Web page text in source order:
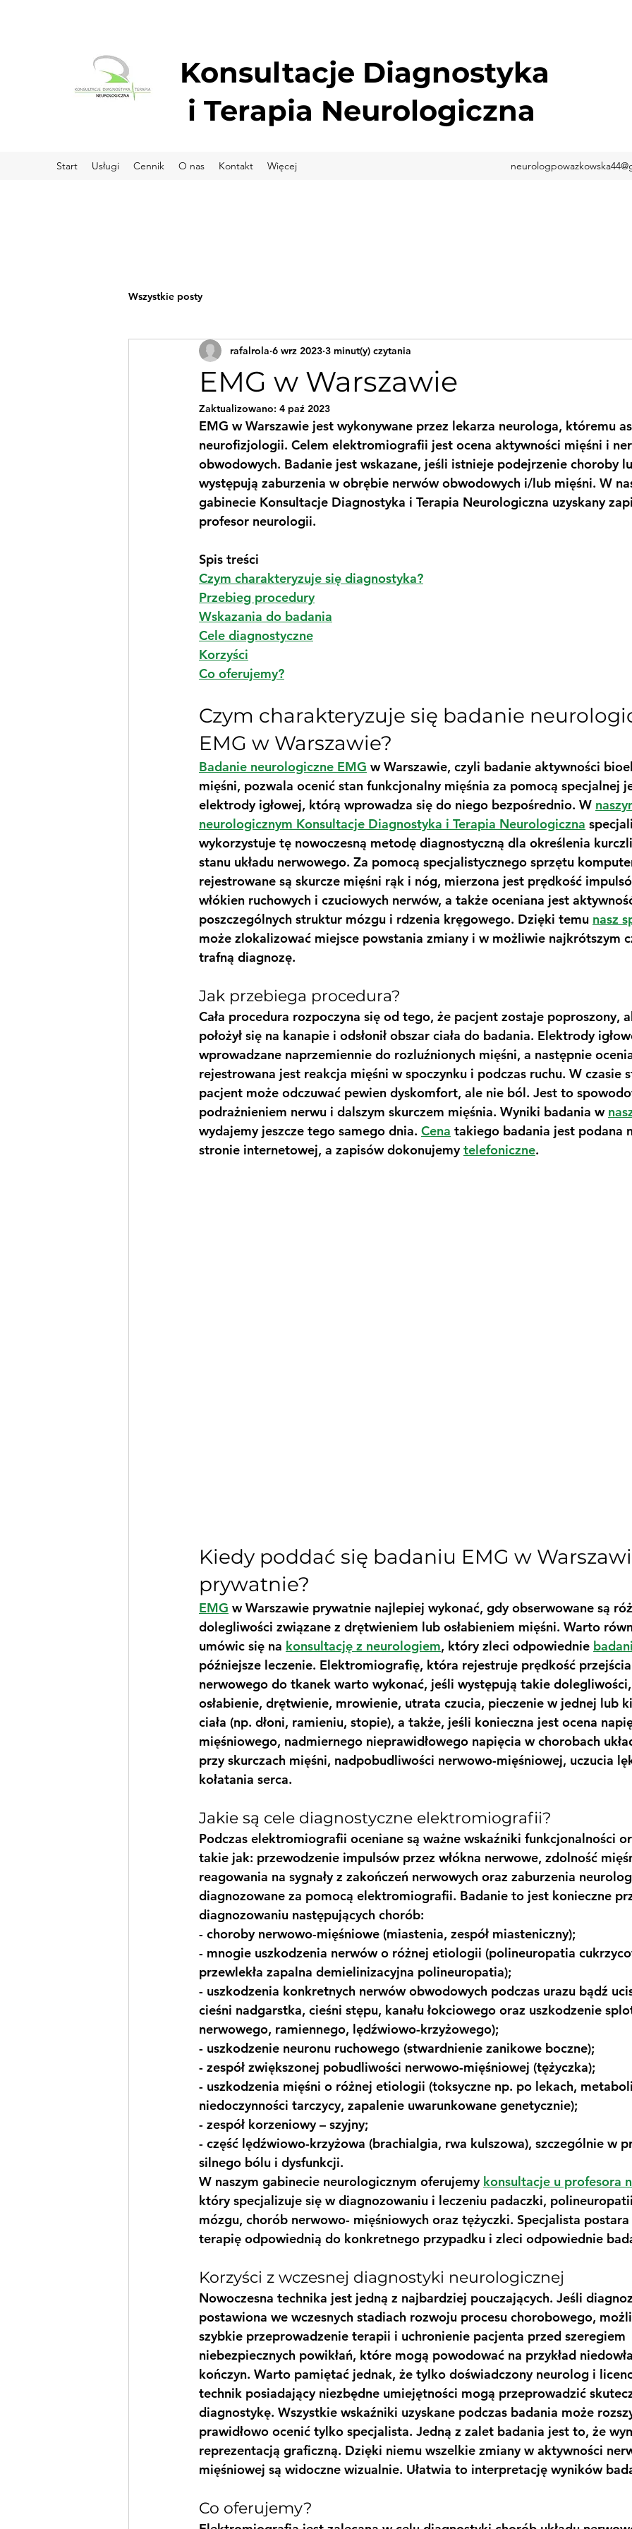
Konsultacje Diagnostyka
i Terapia Neurologiczna
Start Usługi Cennik O nas Kontakt Więcej
Wszystkie posty
EMG w Warszawie
rafalrola 6 wrz 2023 3 minut(y) czytania
Zaktualizowano: 4 paź 2023
EMG w Warszawie jest wykonywane przez lekarza neurologa, któremu
neurofizjologii. Celem elektromiografii jest ocena aktywności mięśni i
obwodowych. Badanie jest wskazane, jeśli istnieje podejrzenie choroby
występują zaburzenia w obrębie nerwów obwodowych i/lub mięśni. W
gabinecie Konsultacje Diagnostyka i Terapia Neurologiczna uzyskany
profesor neurologii.
Spis treści
Czym charakteryzuje się diagnostyka?
Przebieg procedury
Wskazania do badania
Cele diagnostyczne
Korzyści
Co oferujemy?
Czym charakteryzuje się badanie
EMG w Warszawie?
Badanie neurologiczne EMG w Warszawie, czyli badanie aktywności
mięśni, pozwala ocenić stan funkcjonalny mięśnia za pomocą specjalnej
elektrody igłowej, którą wprowadza się do niego bezpośrednio. W
neurologicznym Konsultacje Diagnostyka i Terapia Neurologiczna
wykorzystuje tę nowoczesną metodę diagnostyczną dla określenia
stanu układu nerwowego. Za pomocą specjalistycznego sprzętu
rejestrowane są skurcze mięśni rąk i nóg, mierzona jest prędkość
włókien ruchowych i czuciowych nerwów, a także oceniana jest
poszczególnych struktur mózgu i rdzenia kręgowego. Dzięki temu nasz
może zlokalizować miejsce powstania zmiany i w możliwie najkrótszym
trafną diagnozę.
Jak przebiega procedura?
Cała procedura rozpoczyna się od tego, że pacjent zostaje poproszony,
położył się na kanapie i odsłonił obszar ciała do badania. Elektrody
wprowadzane naprzemiennie do rozluźnionych mięśni, a następnie
rejestrowana jest reakcja mięśni w spoczynku i podczas ruchu. W czasie
pacjent może odczuwać pewien dyskomfort, ale nie ból. Jest to
podrażnieniem nerwu i dalszym skurczem mięśnia. Wyniki badania w
wydajemy jeszcze tego samego dnia. Cena takiego badania jest podana
stronie internetowej, a zapisów dokonujemy telefoniczne.
Kiedy poddać się badaniu EMG w
prywatnie?
EMG w Warszawie prywatnie najlepiej wykonać, gdy obserwowane są
dolegliwości związane z drętwieniem lub osłabieniem mięśni. Warto
umówic się na konsultację z neurologiem, który zleci odpowiednie
późniejsze leczenie. Elektromiografię, która rejestruje prędkość
nerwowego do tkanek warto wykonać, jeśli występują takie
osłabienie, drętwienie, mrowienie, utrata czucia, pieczenie w jednej lub
ciała (np. dłoni, ramieniu, stopie), a także, jeśli konieczna jest ocena
mięśniowego, nadmiernego nieprawidłowego napięcia w chorobach
przy skurczach mięśni, nadpobudliwości nerwowo-mięśniowej, uczucia
kołatania serca.
Jakie są cele diagnostyczne elektromiografii?
Podczas elektromiografii oceniane są ważne wskaźniki funkcjonalności
takie jak: przewodzenie impulsów przez włókna nerwowe, zdolność
reagowania na sygnały z zakończeń nerwowych oraz zaburzenia
diagnozowane za pomocą elektromiografii. Badanie to jest konieczne
diagnozowaniu następujących chorób:
- choroby nerwowo-mięśniowe (miastenia, zespół miasteniczny);
- mnogie uszkodzenia nerwów o różnej etiologii (polineuropatia
przewlekła zapalna demielinizacyjna polineuropatia);
- uszkodzenia konkretnych nerwów obwodowych podczas urazu bądź
cieśni nadgarstka, cieśni stępu, kanału łokciowego oraz uszkodzenie
nerwowego, ramiennego, lędźwiowo-krzyżowego);
- uszkodzenie neuronu ruchowego (stwardnienie zanikowe boczne);
- zespół zwiększonej pobudliwości nerwowo-mięśniowej (tężyczka);
- uszkodzenia mięśni o różnej etiologii (toksyczne np. po lekach,
niedoczynności tarczycy, zapalenie uwarunkowane genetycznie);
- zespół korzeniowy – szyjny;
- część lędźwiowo-krzyżowa (brachialgia, rwa kulszowa), szczególnie w
silnego bólu i dysfunkcji.
W naszym gabinecie neurologicznym oferujemy konsultacje u profesora
który specjalizuje się w diagnozowaniu i leczeniu padaczki,
mózgu, chorób nerwowo- mięśniowych oraz tężyczki. Specjalista
terapię odpowiednią do konkretnego przypadku i zleci odpowiednie
Korzyści z wczesnej diagnostyki neurologicznej
Nowoczesna technika jest jedną z najbardziej pouczających. Jeśli
postawiona we wczesnych stadiach rozwoju procesu chorobowego,
szybkie przeprowadzenie terapii i uchronienie pacjenta przed szeregiem
niebezpiecznych powikłań, które mogą powodować na przykład
kończyn. Warto pamiętać jednak, że tylko doświadczony neurolog i
technik posiadający niezbędne umiejętności mogą przeprowadzić
diagnostykę. Wszystkie wskaźniki uzyskane podczas badania może
prawidłowo ocenić tylko specjalista. Jedną z zalet badania jest to, że
reprezentacją graficzną. Dzięki niemu wszelkie zmiany w aktywności
mięśniowej są widoczne wizualnie. Ułatwia to interpretację wyników
Co oferujemy?